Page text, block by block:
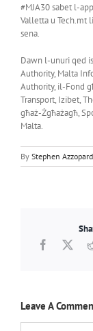
#MJA30 sabet l-
Valletta u Tech.mt
sena.
Dawn l-unuri qed
Authority, Malta
Authority, il-Fond
Transport, Izibet,
għaż-Żgħażagħ,
Malta.
By Stephen
Facebook
X
Leave A